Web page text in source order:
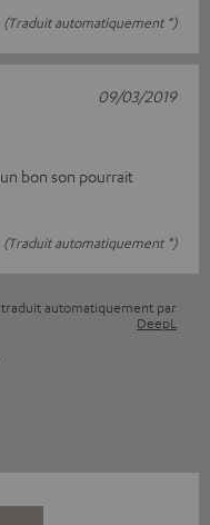
(Traduit automatiquement *)
bon son pourrait
(Traduit automatiquement *)
09/03/2019
traduit automatiquement par
DeepL